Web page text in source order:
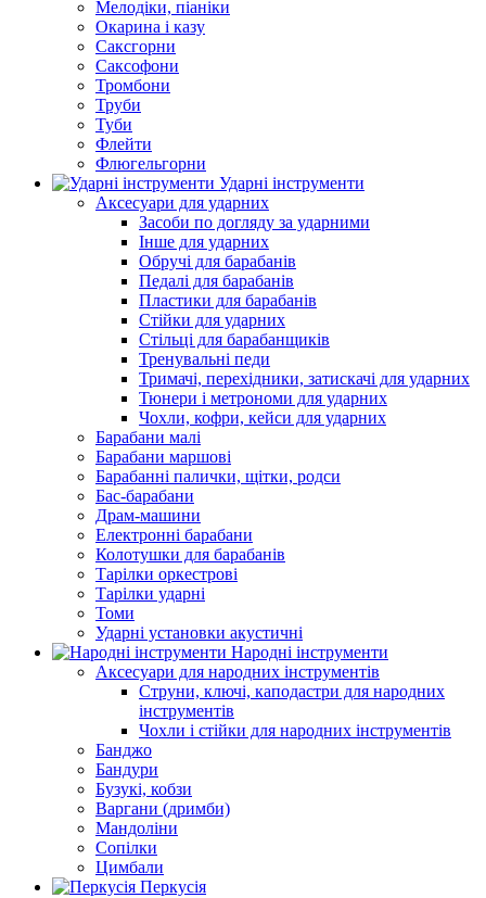
Мелодіки, піаніки
Окарина і казу
Саксгорни
Саксофони
Тромбони
Труби
Туби
Флейти
Флюгельгорни
Ударні інструменти
Аксесуари для ударних
Засоби по догляду за ударними
Інше для ударних
Обручі для барабанів
Педалі для барабанів
Пластики для барабанів
Стійки для ударних
Стільці для барабанщиків
Тренувальні педи
Тримачі, перехідники, затискачі для ударних
Тюнери і метрономи для ударних
Чохли, кофри, кейси для ударних
Барабани малі
Барабани маршові
Барабанні палички, щітки, родси
Бас-барабани
Драм-машини
Електронні барабани
Колотушки для барабанів
Тарілки оркестрові
Тарілки ударні
Томи
Ударні установки акустичні
Народні інструменти
Аксесуари для народних інструментів
Струни, ключі, каподастри для народних
інструментів
Чохли і стійки для народних інструментів
Банджо
Бандури
Бузукі, кобзи
Варгани (дримби)
Мандоліни
Сопілки
Цимбали
Перкусія